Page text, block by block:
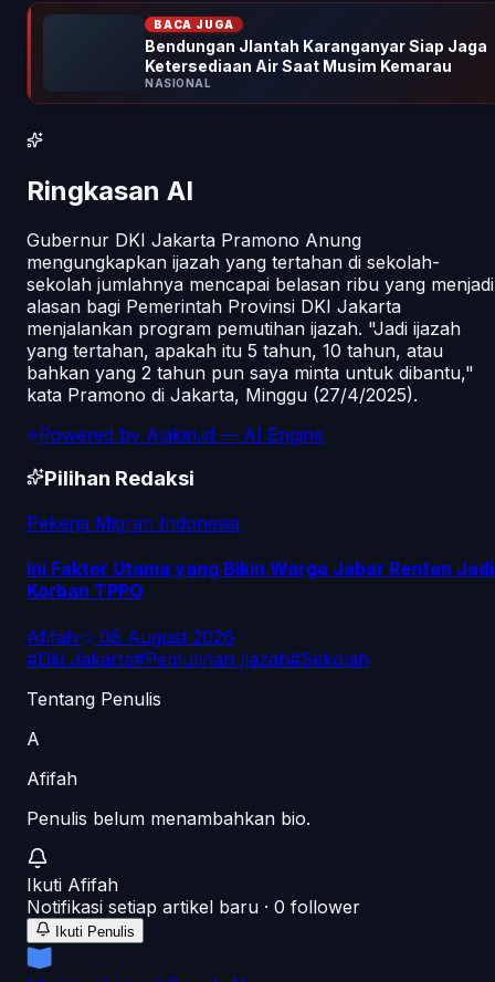
BACA JUGA
Bendungan Jlantah Karanganyar Siap Jaga
Ketersediaan Air Saat Musim Kemarau
NASIONAL
Ringkasan AI
Gubernur DKI Jakarta Pramono Anung
mengungkapkan ijazah yang tertahan di sekolah-
sekolah jumlahnya mencapai belasan ribu yang menjadi
alasan bagi Pemerintah Provinsi DKI Jakarta
menjalankan program pemutihan ijazah. "Jadi ijazah
yang tertahan, apakah itu 5 tahun, 10 tahun, atau
bahkan yang 2 tahun pun saya minta untuk dibantu,"
kata Pramono di Jakarta, Minggu (27/4/2025).
Powered by Ajakin.id — AI Engine
Pilihan Redaksi
Pekerja Migran Indonesia
Ini Faktor Utama yang Bikin Warga Jabar Rentan Jadi
Korban TPPO
Afifah·
08 August 2026
#Dki Jakarta#Pemutihan Ijazah#Sekolah
Tentang Penulis
A
Afifah
Penulis belum menambahkan bio.
Ikuti Afifah
Notifikasi setiap artikel baru · 0 follower
Ikuti Penulis